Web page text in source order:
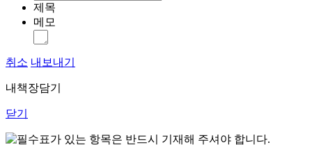
제목
메모
취소 내보내기
내책장담기
닫기
표가 있는 항목은 반드시 기재해 주셔야 합니다.